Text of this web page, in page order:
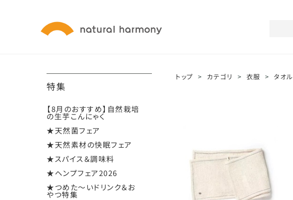
特集
【8月のおすすめ】自然栽培
の生芋こんにゃく
★天然菌フェア
★天然素材の快眠フェア
★スパイス＆調味料
★ヘンプフェア2026
★つめた～いドリンク＆お
やつ特集
トップ > カテゴリ > 衣服 > タオル